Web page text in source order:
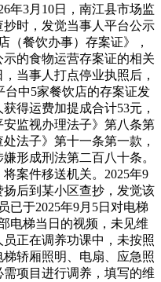
年3月10日，南江县市场监
时，发觉当事人平台公示
（餐饮办事）存案证》，
的食物运营存案证的相关
当事人打点停业执照后，
台中5家餐饮店的存案证发
得运费加提成合计53元，
监视办理法子》第八条第
法子》第十一条第一款，
形成刑法第二百八十条。
案件移送机关。2025年9
后到某小区查抄，发觉该
已于2025年9月5日对电梯
电梯当日的视频，未见维
正在调养功课中，未按照
轿厢照明、电扇、应急照
项目进行调养，填写的维